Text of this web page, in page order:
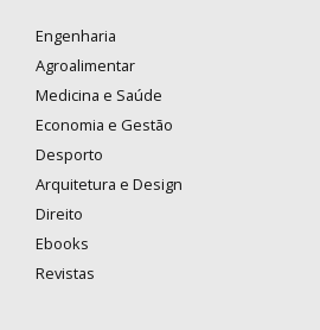
Engenharia
Agroalimentar
Medicina e Saúde
Economia e Gestão
Desporto
Arquitetura e Design
Direito
Ebooks
Revistas